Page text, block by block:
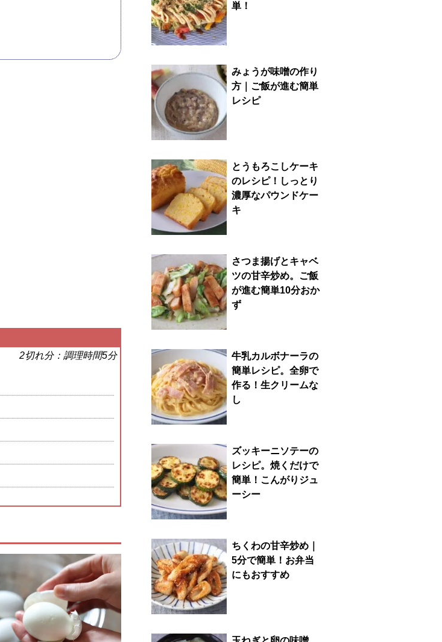
2切れ分：調理時間5分
単！
みょうが味噌の作り
方｜ご飯が進む簡単
レシピ
とうもろこしケーキ
のレシピ！しっとり
濃厚なパウンドケー
キ
さつま揚げとキャベ
ツの甘辛炒め。ご飯
が進む簡単10分おか
ず
牛乳カルボナーラの
簡単レシピ。全卵で
作る！生クリームな
し
ズッキーニソテーの
レシピ。焼くだけで
簡単！こんがりジュ
ーシー
ちくわの甘辛炒め｜
5分で簡単！お弁当
にもおすすめ